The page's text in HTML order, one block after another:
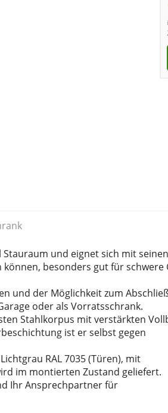
und eignet sich mit
können, besonders gut für schwere
und der Möglichkeit zum
oder als Vorratsschrank.
Stahlkorpus mit verstärkten
ist er selbst gegen
RAL 7035 (Türen), mit
im montierten Zustand geliefert.
Ihr Ansprechpartner für